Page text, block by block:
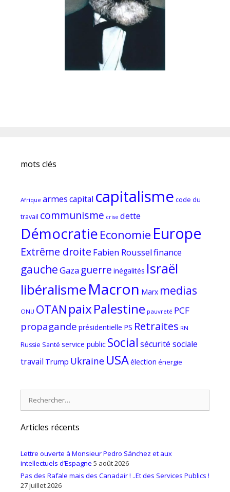
mots clés
Afrique armescapital capitalisme code du
travail communisme crise dette
Démocratie Economie Europe
Extrême droite Fabien Rousselfinance
gaucheGaza guerre inégalités Israël
libéralismeMacron Marx medias
ONU OTAN paixPalestine pauvreté PCF
propagande présidentielle PS Retraites RN
Russie Santé service public Social sécurité sociale
travail Trump Ukraine USAélection énergie
Articles récents
Lettre ouverte à Monsieur Pedro Sánchez et aux
intellectuels d’Espagne 5 août 2026
Pas des Rafale mais des Canadair ! ..Et des Services Publics !
27 juillet 2026